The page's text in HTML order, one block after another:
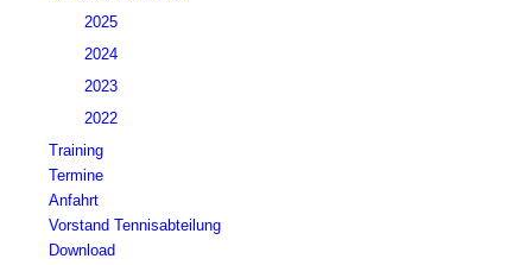
2025
2024
2023
2022
Training
Termine
Anfahrt
Vorstand Tennisabteilung
Download